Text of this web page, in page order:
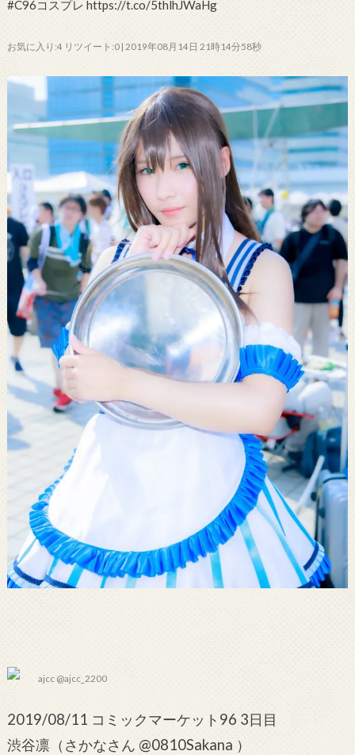
#C96コスプレ https://t.co/5thlhJWaHg
お気に入り:4 リツイート:0 | 2019年08月14日 21時14分58秒
ajcc @ajcc_2200
2019/08/11 コミックマーケット96 3日目
渋谷凛（さかなさん @0810Sakana ）